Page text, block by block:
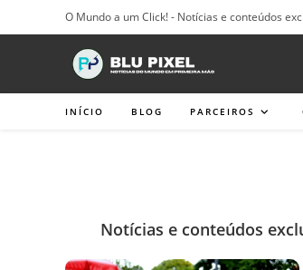
para
O Mundo a um Click! - Notícias e conteúdos
INÍCIO BLOG PARCEIROS
Notícias e conteúdos